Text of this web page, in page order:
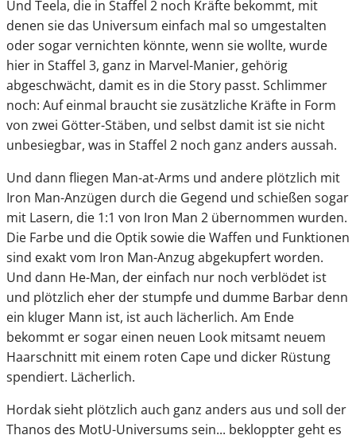
Und Teela, die in Staffel 2 noch Kräfte bekommt, mit
denen sie das Universum einfach mal so umgestalten
oder sogar vernichten könnte, wenn sie wollte, wurde
hier in Staffel 3, ganz in Marvel-Manier, gehörig
abgeschwächt, damit es in die Story passt. Schlimmer
noch: Auf einmal braucht sie zusätzliche Kräfte in Form
von zwei Götter-Stäben, und selbst damit ist sie nicht
unbesiegbar, was in Staffel 2 noch ganz anders aussah.
Und dann fliegen Man-at-Arms und andere plötzlich mit
Iron Man-Anzügen durch die Gegend und schießen sogar
mit Lasern, die 1:1 von Iron Man 2 übernommen wurden.
Die Farbe und die Optik sowie die Waffen und Funktionen
sind exakt vom Iron Man-Anzug abgekupfert worden.
Und dann He-Man, der einfach nur noch verblödet ist
und plötzlich eher der stumpfe und dumme Barbar denn
ein kluger Mann ist, ist auch lächerlich. Am Ende
bekommt er sogar einen neuen Look mitsamt neuem
Haarschnitt mit einem roten Cape und dicker Rüstung
spendiert. Lächerlich.
Hordak sieht plötzlich auch ganz anders aus und soll der
Thanos des MotU-Universums sein... bekloppter geht es